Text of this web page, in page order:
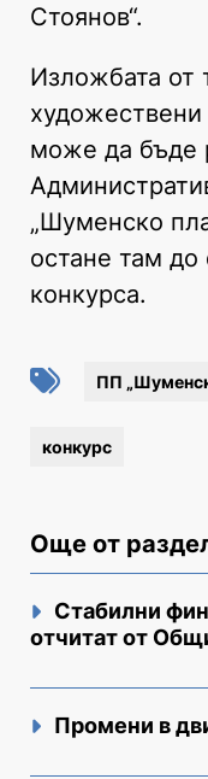
Стоянов“.
Изложбата от
може да бъде
„Шуменско
остане там
конкурса.
ПП
конкурс
Още от
Стабилни
отчитат от
Промени в